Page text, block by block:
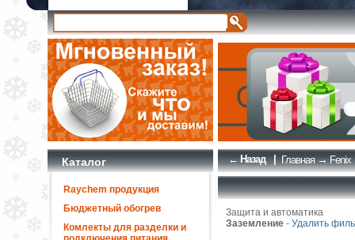
Каталог
Raychem продукция
Бюджетный обогрев
Комлекты для разделки и
← Назад | Главная→Fenix
Защита и автоматика
Заземление- Удалить